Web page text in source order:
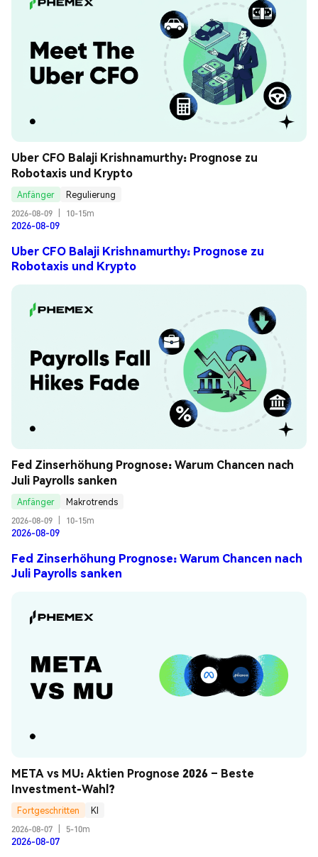
Uber CFO Balaji Krishnamurthy: Prognose zu
Robotaxis und Krypto
Anfänger
Regulierung
2026-08-09
10-15m
2026-08-09
Uber CFO Balaji Krishnamurthy: Prognose zu
Robotaxis und Krypto
Fed Zinserhöhung Prognose: Warum Chancen nach
Juli Payrolls sanken
Anfänger
Makrotrends
2026-08-09
10-15m
2026-08-09
Fed Zinserhöhung Prognose: Warum Chancen nach
Juli Payrolls sanken
META vs MU: Aktien Prognose 2026 – Beste
Investment-Wahl?
Fortgeschritten
KI
2026-08-07
5-10m
2026-08-07